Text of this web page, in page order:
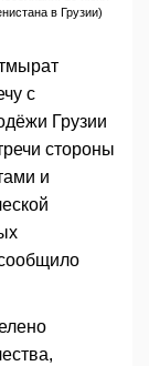
в Грузии)
с
Грузии
стороны
и